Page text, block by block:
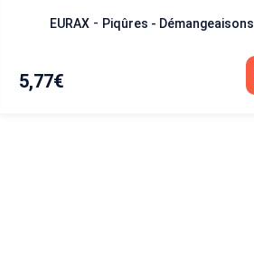
EURAX - Piqûres - Démangeaisons
5,77€